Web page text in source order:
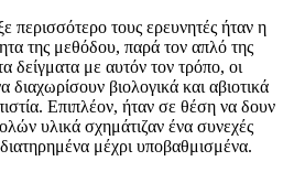
περισσότερο τους ερευνητές ήταν η
της μεθόδου, παρά τον απλό της
δείγματα με αυτόν τον τρόπο, οι
διαχωρίσουν βιολογικά και αβιοτικά
Επιπλέον, ήταν σε θέση να δουν
υλικά σχημάτιζαν ένα συνεχές
μέχρι υποβαθμισμένα.